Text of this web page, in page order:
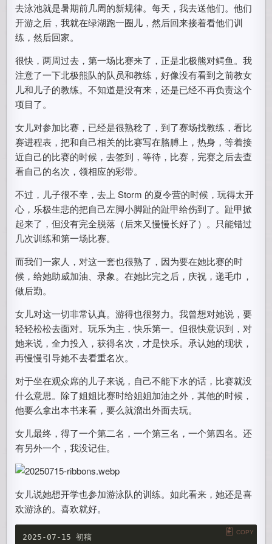
去泳池就是暑期前几周的新规律。每天，我去送他们。他们
开游之后，我就在绿湖跑一圈儿，然后回来接着看他们训
练，然后回家。
很快，两周过去，第一场比赛来了，正是北极熊对鳄鱼。我
注意了一下北极熊队的队员和教练，好像没有看到之前教女
儿和儿子的教练。不知道是没有来，还是已经不再负责这个
项目了。
女儿对参加比赛，已经是很熟稔了，到了赛场找教练，看比
赛进程表，把和自己相关的比赛写在胳膊上，热身，等着接
近自己的比赛的时候，去签到，等待，比赛，完赛之后去查
看自己的名次，领相应的彩带。
不过，儿子很不幸，去上 Storm 的夏令营的时候，玩得太开
心，乐极生悲的把自己左脚小脚趾的趾甲给伤到了。趾甲掀
起来了，但没有完全脱落（后来又慢慢长好了）。只能错过
几次训练和第一场比赛。
而我们一家人，对这一套也很熟了，因为要在她比赛的时
候，给她助威加油、录象。在她比完之后，庆祝，递毛巾，
做后勤。
女儿对这一切非常认真。游得也很努力。我曾想对她说，要
轻轻松松去面对。玩乐为主，快乐第一。但很快意识到，对
她来说，全力投入，获得名次，才是快乐。承认她的现状，
再慢慢引导她不去看重名次。
对于坐在观众席的儿子来说，自己不能下水的话，比赛就没
什么意思。除了姐姐比赛时给姐姐加油之外，其他的时候，
他要么拿出本书来看，要么就溜出外面去玩。
女儿最终，得了一个第二名，一个第三名，一个第四名。还
有另外一个，我没记住。
女儿说她想开学也参加游泳队的训练。如此看来，她还是喜
欢游泳的。喜欢就好。
2025-07-15 初稿
COPY